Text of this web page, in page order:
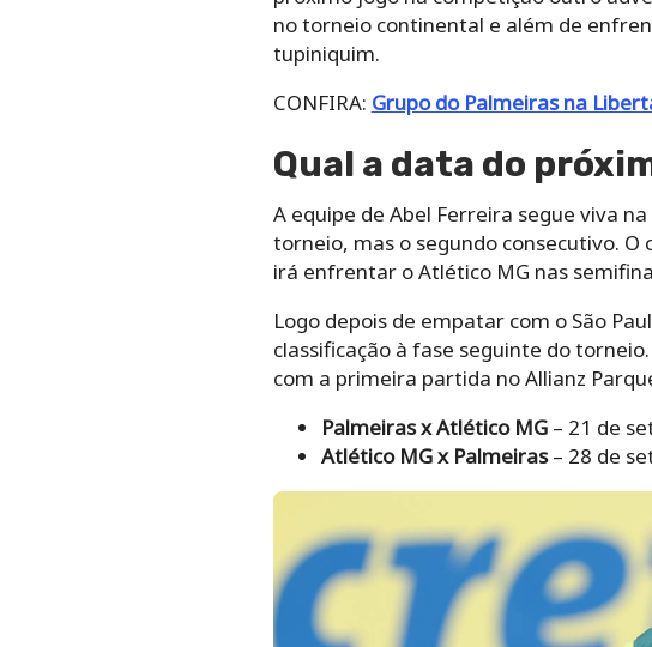
no torneio continental e além de
tupiniquim.
CONFIRA: Grupo do Palmeiras na
Qual a data do
A equipe de Abel Ferreira segue viva
torneio, mas o segundo consecutivo.
irá enfrentar o Atlético MG nas
Logo depois de empatar com o São
classificação à fase seguinte do
com a primeira partida no Allianz
Palmeiras x Atlético MG– 21 de
Atlético MG x Palmeiras– 28 de